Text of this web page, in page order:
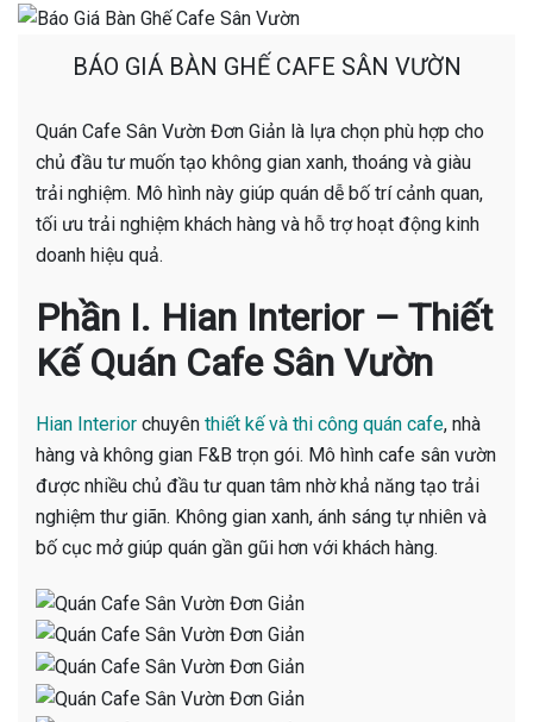
BÁO GIÁ BÀN GHẾ CAFE SÂN VƯỜN
Quán Cafe Sân Vườn Đơn Giản là lựa chọn phù hợp cho
chủ đầu tư muốn tạo không gian xanh, thoáng và giàu
trải nghiệm. Mô hình này giúp quán dễ bố trí cảnh quan,
tối ưu trải nghiệm khách hàng và hỗ trợ hoạt động kinh
doanh hiệu quả.
Phần I. Hian Interior – Thiết
Kế Quán Cafe Sân Vườn
Hian Interior chuyên thiết kế và thi công quán cafe, nhà
hàng và không gian F&B trọn gói. Mô hình cafe sân vườn
được nhiều chủ đầu tư quan tâm nhờ khả năng tạo trải
nghiệm thư giãn. Không gian xanh, ánh sáng tự nhiên và
bố cục mở giúp quán gần gũi hơn với khách hàng.